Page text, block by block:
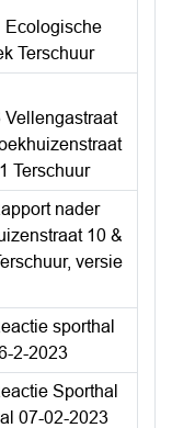
Ecologische
Terschuur
Vellengastraat
Terschuur
nader
10 &
versie
sporthal
2-2023
Sporthal
07-02-2023